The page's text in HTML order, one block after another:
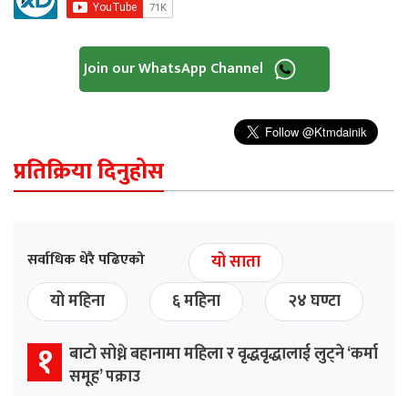
Join our WhatsApp Channel
प्रतिक्रिया दिनुहोस
सर्वाधिक धेरै पढिएको
यो साता
यो महिना
६ महिना २४ घण्टा
१ बाटो सोध्ने बहानामा महिला र वृद्धवृद्धालाई लुट्ने ‘कर्मा
समूह’ पक्राउ